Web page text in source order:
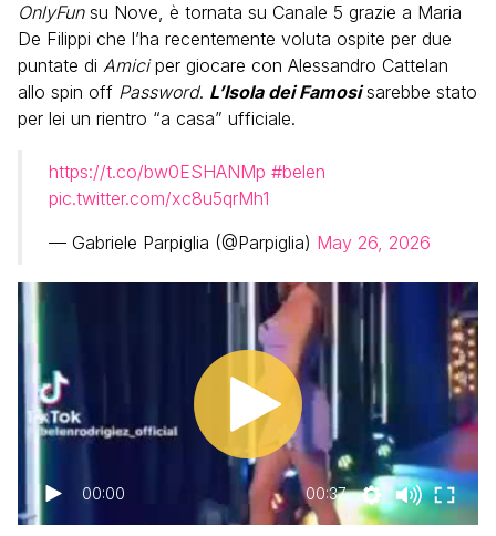
OnlyFunsu Nove, è tornata su Canale 5 grazie a Maria
De Filippi che l’ha recentemente voluta ospite per due
puntate di Amiciper giocare con Alessandro Cattelan
allo spin off Password. L’Isola dei Famosisarebbe stato
per lei un rientro “a casa” ufficiale.
https://t.co/bw0ESHANMp #belen
pic.twitter.com/xc8u5qrMh1
— Gabriele Parpiglia (@Parpiglia) May 26, 2026
00:00 00:37